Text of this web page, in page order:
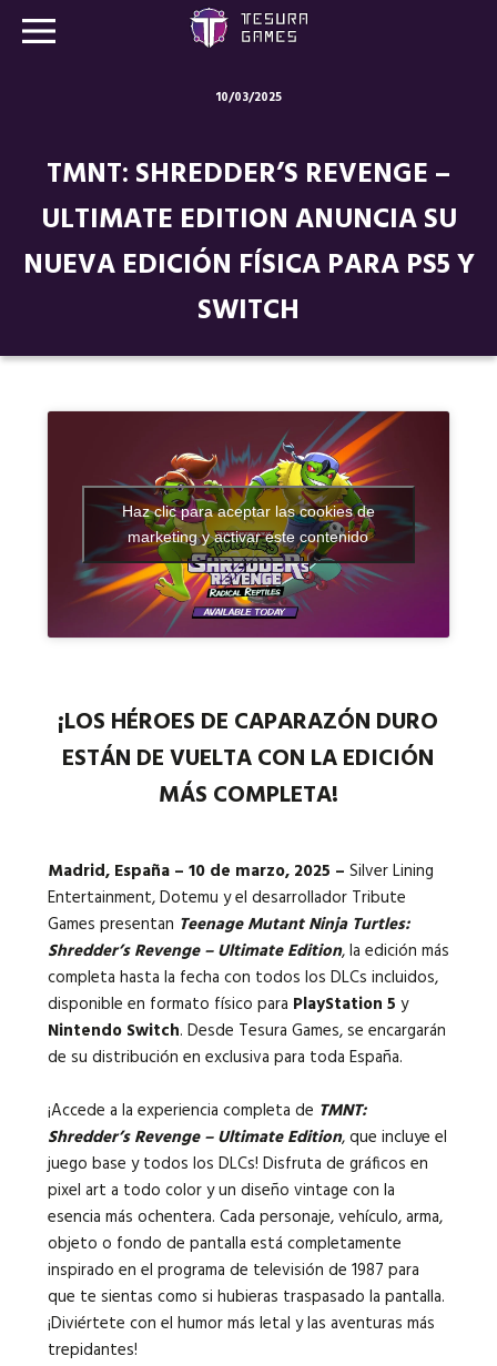
10/03/2025
TMNT: SHREDDER’S REVENGE –
ULTIMATE EDITION ANUNCIA SU
NUEVA EDICIÓN FÍSICA PARA PS5 Y
SWITCH
Haz clic para aceptar las cookies de
marketing y activar este contenido
¡LOS HÉROES DE CAPARAZÓN DURO
ESTÁN DE VUELTA CON LA EDICIÓN
MÁS COMPLETA!
Madrid, España – 10 de marzo, 2025 – Silver Lining
Entertainment, Dotemu y el desarrollador Tribute
Games presentan Teenage Mutant Ninja Turtles:
Shredder’s Revenge – Ultimate Edition, la edición más
completa hasta la fecha con todos los DLCs incluidos,
disponible en formato físico para PlayStation 5 y
Nintendo Switch. Desde Tesura Games, se encargarán
de su distribución en exclusiva para toda España.
¡Accede a la experiencia completa de TMNT:
Shredder’s Revenge – Ultimate Edition, que incluye el
juego base y todos los DLCs! Disfruta de gráficos en
pixel art a todo color y un diseño vintage con la
esencia más ochentera. Cada personaje, vehículo, arma,
objeto o fondo de pantalla está completamente
inspirado en el programa de televisión de 1987 para
que te sientas como si hubieras traspasado la pantalla.
¡Diviértete con el humor más letal y las aventuras más
trepidantes!
Store
Blog
Sobre nosotros
Nuestras redes:
Idiomas: